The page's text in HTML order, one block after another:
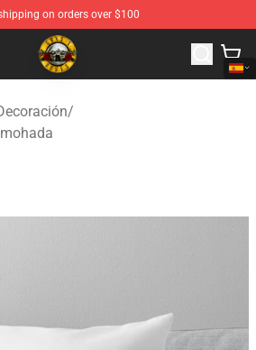
on orders over $100
- Official Guns N' Roses
/